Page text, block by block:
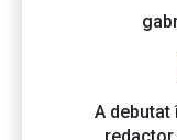
A debutat